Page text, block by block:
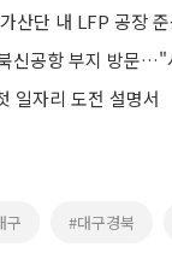
일자리 도전 설명서
구 #대구경북